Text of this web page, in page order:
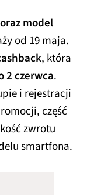
model
od 19 maja.
, która
2 czerwca.
i rejestracji
część
zwrotu
smartfona.